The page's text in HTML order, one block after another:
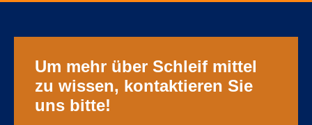
Um mehr über Schleif mittel
zu wissen, kontaktieren Sie
uns bitte!